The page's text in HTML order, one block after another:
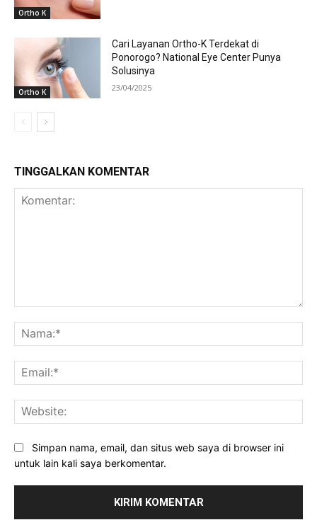
Ortho K
Ortho K
Cari Layanan Ortho-K Terdekat di
Ponorogo? National Eye Center Punya
Solusinya
23/04/2025
TINGGALKAN KOMENTAR
Simpan nama, email, dan situs web saya di browser ini
untuk lain kali saya berkomentar.